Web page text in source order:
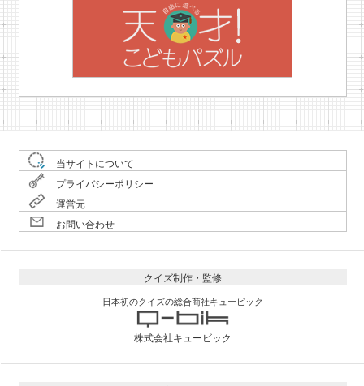
当サイトについて
プライバシーポリシー
運営元
お問い合わせ
クイズ制作・監修
日本初のクイズの総合商社キュービック
株式会社キュービック